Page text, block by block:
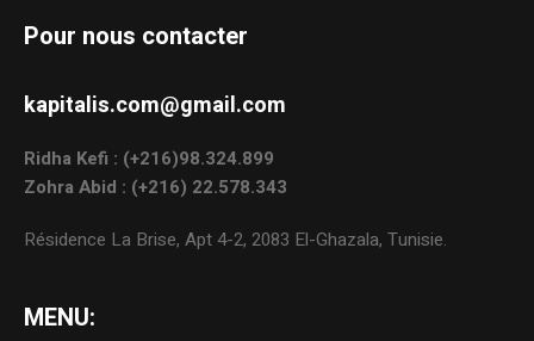
Pour nous contacter
kapitalis.com@gmail.com
Ridha Kefi : (+216)98.324.899
Zohra Abid : (+216) 22.578.343
Résidence La Brise, Apt 4-2, 2083 El-Ghazala, Tunisie.
MENU: